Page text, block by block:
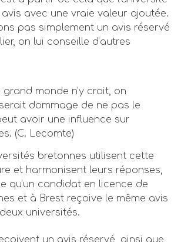
avec une vraie valeur ajoutée.
pas simplement un avis réservé
on lui conseille d’autres
monde n’y croit, on
dommage de ne pas le
avoir une influence sur
(C. Lecomte)
bretonnes utilisent cette
et harmonisent leurs réponses,
qu’un candidat en licence de
et à Brest reçoive le même avis
universités.
un avis réservé, ainsi que